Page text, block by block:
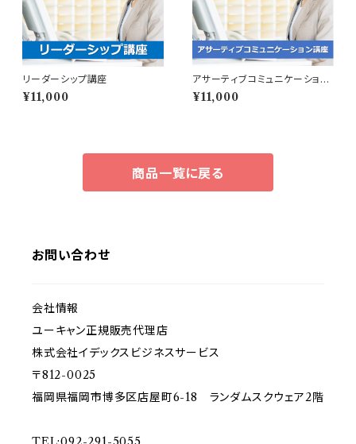
リーダーシップ講座
¥11,000
アサーティブコミュニケーション
講座
¥11,000
商品一覧に戻る
お問い合わせ
会社情報
ユーキャン正規販売代理店
株式会社イデックスビジネスサービス
〒812-0025
福岡県福岡市博多区店屋町6-18 ランダムスクウェア2階